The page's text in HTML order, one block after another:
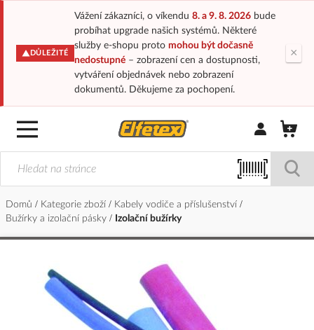
DŮLEŽITÉ
Vážení zákazníci, o víkendu 8. a 9. 8. 2026bude
probíhat upgrade našich systémů. Některé
služby e-shopu proto mohou být dočasně
nedostupné– zobrazení cen a dostupnosti,
vytváření objednávek nebo zobrazení
dokumentů. Děkujeme za pochopení.
×
Přihlásit/
Domů Kategorie zboží
Kabely vodiče a příslušenství
Bužírky a izolační pásky
Izolační bužírky